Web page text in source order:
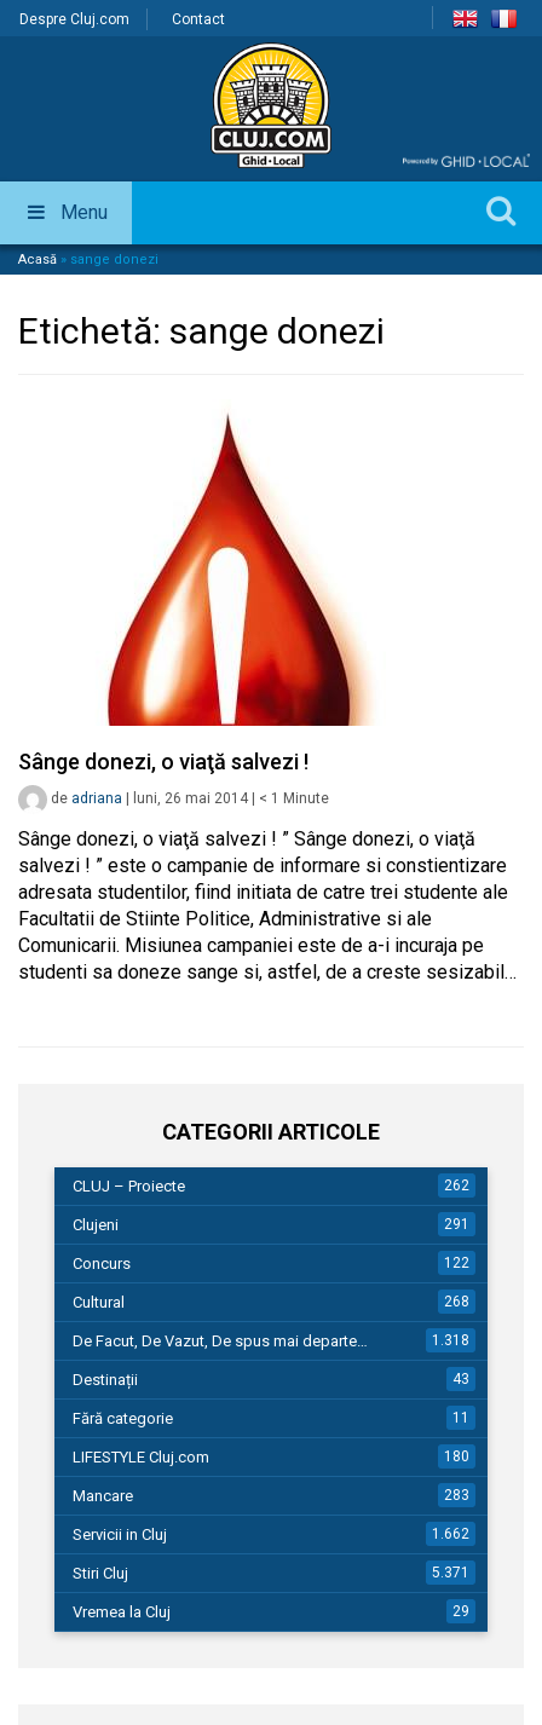
Despre Cluj.com Contact
Menu
Acasă » sange donezi
Etichetă: sange donezi
Sânge donezi, o viaţă salvezi !
de adriana luni, 26 mai 2014 < 1 Minute
Sânge donezi, o viaţă salvezi ! ” Sânge donezi, o viaţă
salvezi ! ” este o campanie de informare si constientizare
adresata studentilor, fiind initiata de catre trei studente ale
Facultatii de Stiinte Politice, Administrative si ale
Comunicarii. Misiunea campaniei este de a-i incuraja pe
studenti sa doneze sange si, astfel, de a creste sesizabil…
CATEGORII ARTICOLE
CLUJ – Proiecte 262
Clujeni 291
Concurs 122
Cultural 268
De Facut, De Vazut, De spus mai departe… 1.318
Destinații 43
Fără categorie 11
LIFESTYLE Cluj.com 180
Mancare 283
Servicii in Cluj 1.662
Stiri Cluj 5.371
Vremea la Cluj 29